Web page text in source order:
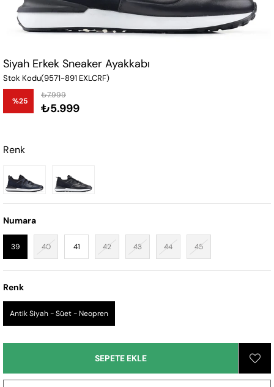
Siyah Erkek Sneaker Ayakkabı
Stok Kodu(9571-891 EXLCRF)
%25
İndirim
₺7.999
₺5.999
Renk
Numara
39 40 41 42 43 44 45
Renk
Antik Siyah - Süet - Neopren